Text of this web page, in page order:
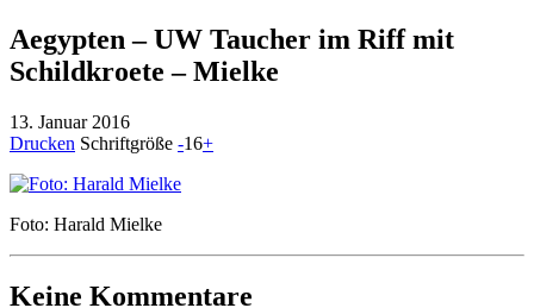
Aegypten – UW Taucher im Riff mit
Schildkroete – Mielke
13. Januar 2016
Drucken Schriftgröße -16+
Foto: Harald Mielke
Keine Kommentare